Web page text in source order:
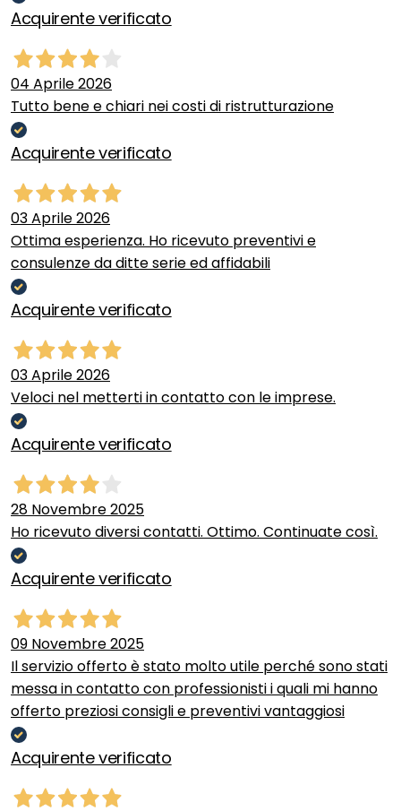
Acquirente verificato
04 Aprile 2026
Tutto bene e chiari nei costi di ristrutturazione
Acquirente verificato
03 Aprile 2026
Ottima esperienza. Ho ricevuto preventivi e
consulenze da ditte serie ed affidabili
Acquirente verificato
03 Aprile 2026
Veloci nel metterti in contatto con le imprese.
Acquirente verificato
28 Novembre 2025
Ho ricevuto diversi contatti. Ottimo. Continuate così.
Acquirente verificato
09 Novembre 2025
Il servizio offerto è stato molto utile perché sono stati
messa in contatto con professionisti i quali mi hanno
offerto preziosi consigli e preventivi vantaggiosi
Acquirente verificato